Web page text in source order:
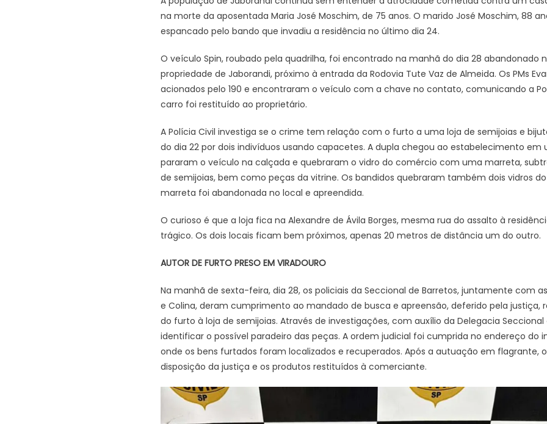
na morte da aposentada Maria José Moschim, de 75 anos. O marido José Moschim, 88
espancado pelo bando que invadiu a residência no último dia 24.
O veículo Spin, roubado pela quadrilha, foi encontrado na manhã do dia 28 abandonado
propriedade de Jaborandi, próximo à entrada da Rodovia Tute Vaz de Almeida. Os PMs
acionados pelo 190 e encontraram o veículo com a chave no contato, comunicando a
carro foi restituído ao proprietário.
A Polícia Civil investiga se o crime tem relação com o furto a uma loja de semijoias e
do dia 22 por dois indivíduos usando capacetes. A dupla chegou ao estabelecimento
pararam o veículo na calçada e quebraram o vidro do comércio com uma marreta,
de semijoias, bem como peças da vitrine. Os bandidos quebraram também dois vidros
marreta foi abandonada no local e apreendida.
O curioso é que a loja fica na Alexandre de Ávila Borges, mesma rua do assalto à
trágico. Os dois locais ficam bem próximos, apenas 20 metros de distância um do outro.
AUTOR DE FURTO PRESO EM VIRADOURO
Na manhã de sexta-feira, dia 28, os policiais da Seccional de Barretos, juntamente com
e Colina, deram cumprimento ao mandado de busca e apreensão, deferido pela justiça,
do furto à loja de semijoias. Através de investigações, com auxílio da Delegacia Seccional
identificar o possível paradeiro das peças. A ordem judicial foi cumprida no endereço do
onde os bens furtados foram localizados e recuperados. Após a autuação em flagrante,
disposição da justiça e os produtos restituídos à comerciante.